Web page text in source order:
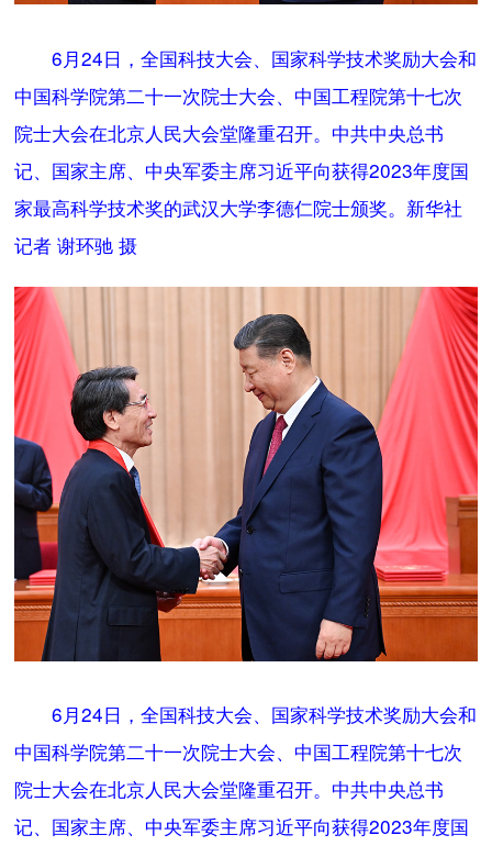
6月24日，全国科技大会、国家科学技术奖励大会和
中国科学院第二十一次院士大会、中国工程院第十七次
院士大会在北京人民大会堂隆重召开。中共中央总书
记、国家主席、中央军委主席习近平向获得2023年度国
家最高科学技术奖的武汉大学李德仁院士颁奖。新华社
记者 谢环驰 摄
6月24日，全国科技大会、国家科学技术奖励大会和
中国科学院第二十一次院士大会、中国工程院第十七次
院士大会在北京人民大会堂隆重召开。中共中央总书
记、国家主席、中央军委主席习近平向获得2023年度国